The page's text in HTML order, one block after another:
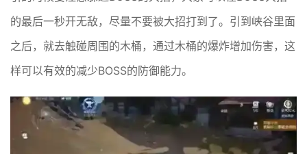
的最后一秒开无敌，尽量不要被大招打到了。引到峡谷里面
之后，就去触碰周围的木桶，通过木桶的爆炸增加伤害，这
样可以有效的减少BOSS的防御能力。